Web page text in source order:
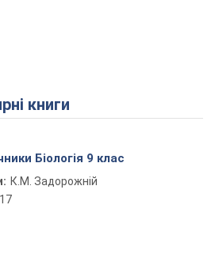
книги
Біологія 9 клас
К.М. Задорожній